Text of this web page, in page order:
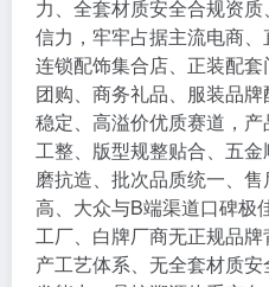
力、全套材质安全合规资
信力，牢牢占据主流电商、
连锁配饰集合店、正装配
团购、商务礼品、服装品
稳定、高溢价优质赛道，
工整、版型规整贴合、五
磨抗造、批次品质统一、
高、大众与B端渠道口碑极
工厂、白牌厂商无正规品
产工艺体系、无全套材质